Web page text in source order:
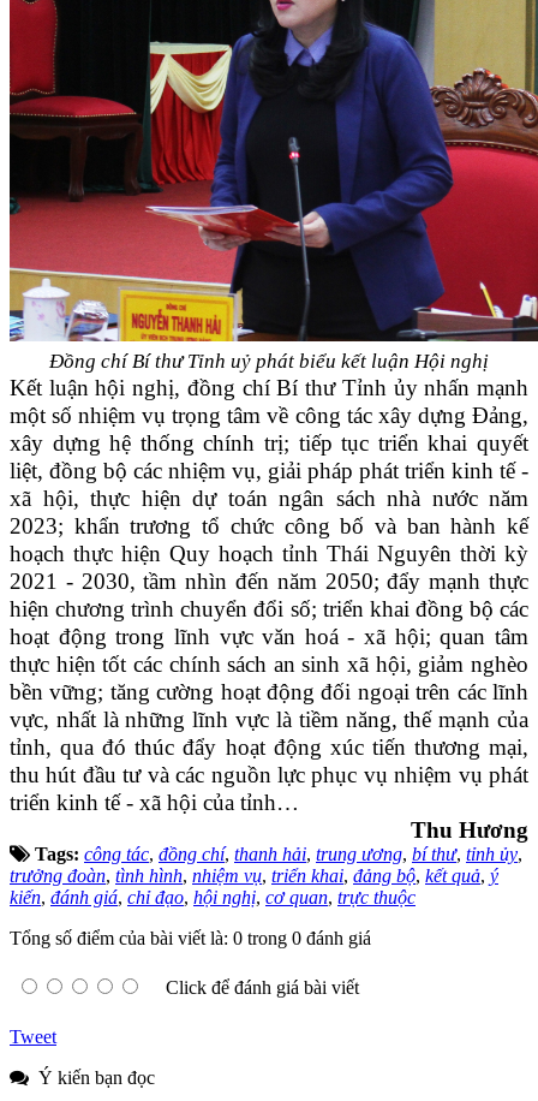
Đồng chí Bí thư Tỉnh uỷ phát biểu kết luận Hội nghị
Kết luận hội nghị, đồng chí Bí thư Tỉnh ủynhấn mạnh
một số nhiệm vụ trọng tâm về công tác xây dựng Đảng,
xây dựng hệ thống chính trị; tiếp tục triển khai quyết
liệt, đồng bộ các nhiệm vụ, giải pháp phát triển kinh tế -
xã hội, thực hiện dự toán ngân sách nhà nước năm
2023; khẩn trương tổ chức công bố và ban hànhkế
hoạch thực hiện Quy hoạch tỉnh Thái Nguyên thời kỳ
2021 - 2030, tầm nhìn đến năm 2050;đẩy mạnh thực
hiện chương trình chuyển đổi số; triển khai đồng bộ các
hoạt động trong lĩnh vực văn hoá - xã hội;quan tâm
thực hiện tốt các chính sách an sinh xã hội, giảm nghèo
bền vững; tăng cường hoạt động đối ngoại trên các lĩnh
vực, nhất là những lĩnh vực là tiềm năng, thế mạnh của
tỉnh, qua đó thúc đẩy hoạt động xúc tiến thương mại,
thu hút đầu tư và các nguồn lực phục vụ nhiệm vụ phát
triển kinh tế - xã hội của tỉnh…
Thu Hương
Tags: công tác, đồng chí, thanh hải, trung ương, bí thư, tỉnh ủy,
trưởng đoàn, tình hình, nhiệm vụ, triển khai, đảng bộ, kết quả, ý
kiến, đánh giá, chỉ đạo, hội nghị, cơ quan, trực thuộc
Tổng số điểm của bài viết là: 0 trong 0 đánh giá
Click để đánh giá bài viết
Tweet
Ý kiến bạn đọc